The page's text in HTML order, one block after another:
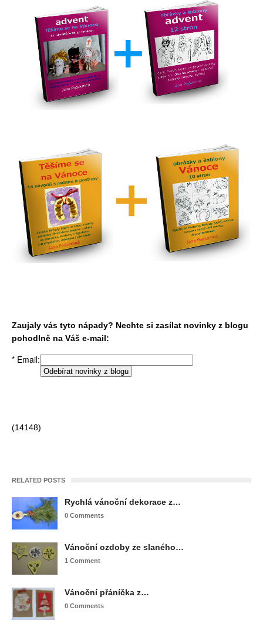
Zaujaly vás tyto nápady? Nechte si zasílat novinky z blogu
pohodlně na Váš e-mail:
* Email:
(14148)
RELATED POSTS
Rychlá vánoční dekorace z…
0 Comments
Vánoční ozdoby ze slaného…
1 Comment
Vánoční přáníčka z…
0 Comments